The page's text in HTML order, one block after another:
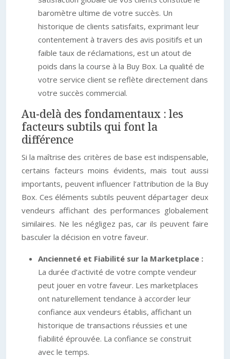
baromètre ultime de votre succès. Un
historique de clients satisfaits, exprimant leur
contentement à travers des avis positifs et un
faible taux de réclamations, est un atout de
poids dans la course à la Buy Box. La qualité de
votre service client se reflète directement dans
votre succès commercial.
Au-delà des fondamentaux : les
facteurs subtils qui font la
différence
Si la maîtrise des critères de base est indispensable,
certains facteurs moins évidents, mais tout aussi
importants, peuvent influencer l’attribution de la Buy
Box. Ces éléments subtils peuvent départager deux
vendeurs affichant des performances globalement
similaires. Ne les négligez pas, car ils peuvent faire
basculer la décision en votre faveur.
Ancienneté et Fiabilité sur la Marketplace :
La durée d’activité de votre compte vendeur
peut jouer en votre faveur. Les marketplaces
ont naturellement tendance à accorder leur
confiance aux vendeurs établis, affichant un
historique de transactions réussies et une
fiabilité éprouvée. La confiance se construit
avec le temps.